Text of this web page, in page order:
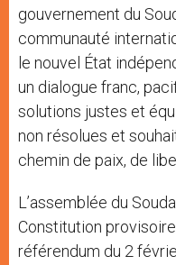
gouvernement du
communauté
le nouvel État
un dialogue franc,
solutions justes et
non résolues et
chemin de paix, de
L’assemblée du
Constitution
référendum du 2